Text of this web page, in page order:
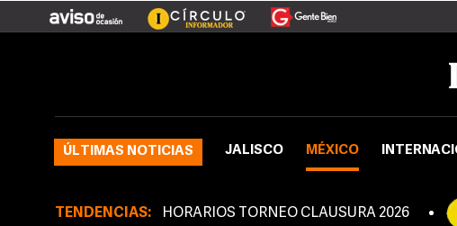
ÚLTIMAS NOTICIAS JALISCO MÉXICO
TENDENCIAS: HORARIOS TORNEO CLAUSURA 2026